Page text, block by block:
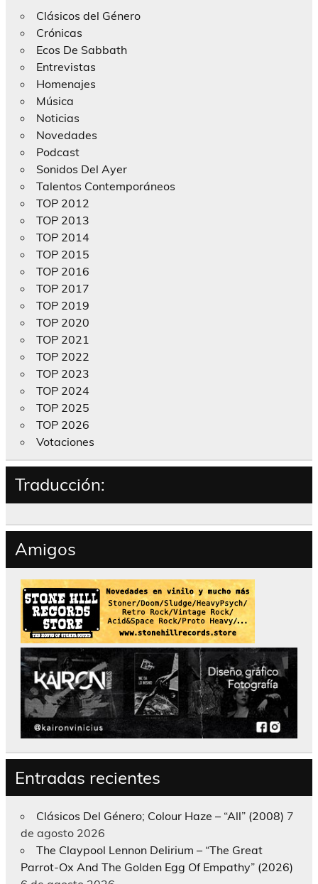
Clásicos del Género
Crónicas
Ecos De Sabbath
Entrevistas
Homenajes
Música
Noticias
Novedades
Podcast
Sonidos Del Ayer
Talentos Contemporáneos
TOP 2012
TOP 2013
TOP 2014
TOP 2015
TOP 2016
TOP 2017
TOP 2019
TOP 2020
TOP 2021
TOP 2022
TOP 2023
TOP 2024
TOP 2025
TOP 2026
Votaciones
Traducción:
Amigos
Entradas recientes
Clásicos Del Género; Colour Haze – “All” (2008) 7
de agosto 2026
The Claypool Lennon Delirium – “The Great
Parrot-Ox And The Golden Egg Of Empathy” (2026)